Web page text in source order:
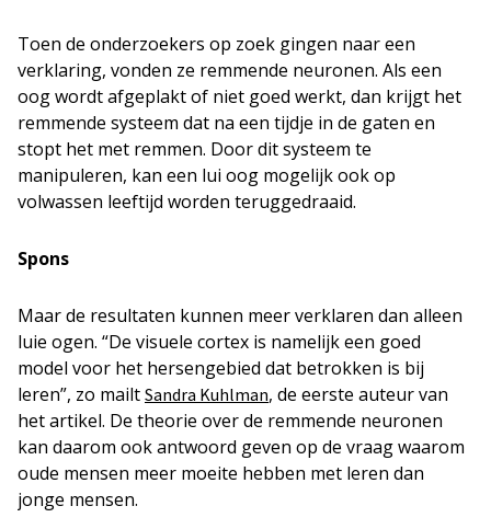
Toen de onderzoekers op zoek gingen naar een
verklaring, vonden ze remmende neuronen. Als een
oog wordt afgeplakt of niet goed werkt, dan krijgt het
remmende systeem dat na een tijdje in de gaten en
stopt het met remmen. Door dit systeem te
manipuleren, kan een lui oog mogelijk ook op
volwassen leeftijd worden teruggedraaid.
Spons
Maar de resultaten kunnen meer verklaren dan alleen
luie ogen. “De visuele cortex is namelijk een goed
model voor het hersengebied dat betrokken is bij
leren”, zo mailt Sandra Kuhlman, de eerste auteur van
het artikel. De theorie over de remmende neuronen
kan daarom ook antwoord geven op de vraag waarom
oude mensen meer moeite hebben met leren dan
jonge mensen.